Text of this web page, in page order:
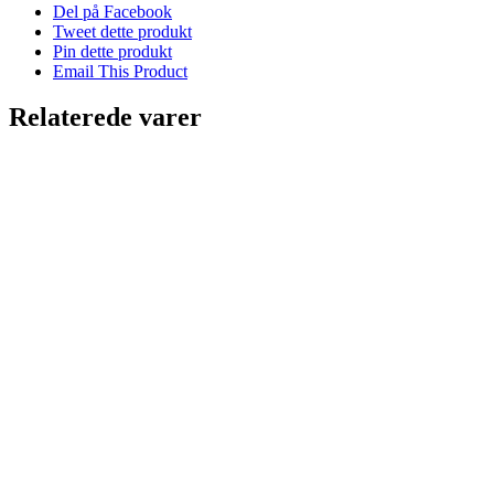
Del på Facebook
Tweet dette produkt
Pin dette produkt
Email This Product
Relaterede varer